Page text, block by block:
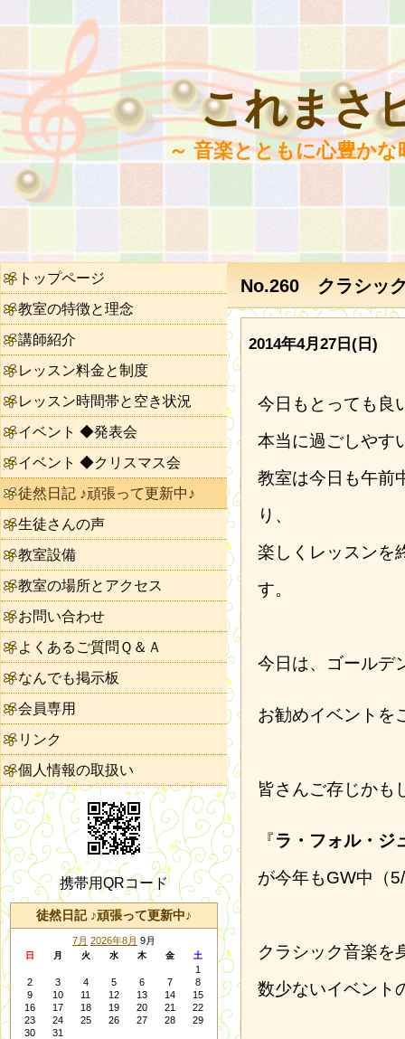
これまさ
～ 音楽とともに心豊か
No.260 クラシッ
2014年4月27日(日)
今日もとっても良
本当に過ごしやす
教室は今日も午前
り、
楽しくレッスンを
す。
今日は、ゴールデ
お勧めイベントを
皆さんご存じかも
『ラ・フォル・ジ
が今年もGW中（
クラシック音楽を
数少ないイベント
トップページ
教室の特徴と理念
講師紹介
レッスン料金と制度
レッスン時間帯と空き状況
イベント ◆発表会
イベント ◆クリスマス会
徒然日記 ♪頑張って更新中♪
生徒さんの声
教室設備
教室の場所とアクセス
お問い合わせ
よくあるご質問Ｑ＆Ａ
なんでも掲示板
会員専用
リンク
個人情報の取扱い
携帯用QRコード
徒然日記 ♪頑張って更新中♪
7月 2026年8月 9月
日 月 火 水 木 金 土
1
2
3 4 5 6 7
8
9
10 11 12 13 14
15
16
17 18 19 20 21
22
23
24 25 26 27 28
29
30
31